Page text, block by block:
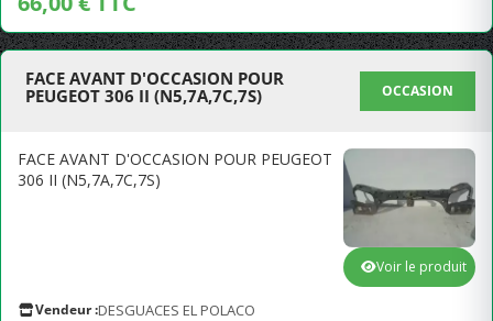
FACE AVANT D'OCCASION POUR
PEUGEOT 306 II (N5,7A,7C,7S)
OCCASION
FACE AVANT D'OCCASION POUR PEUGEOT
306 II (N5,7A,7C,7S)
Vendeur :DESGUACES EL POLACO
Voir le produit